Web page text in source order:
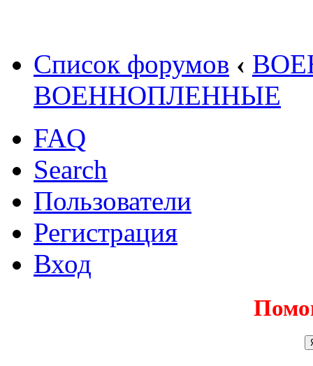
Список форумов ‹
ВОЕННОПЛЕННЫЕ
FAQ
Search
Пользователи
Регистрация
Вход